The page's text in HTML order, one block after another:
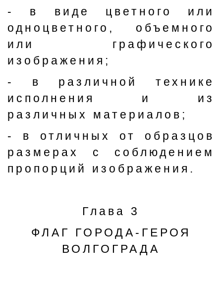
- в виде цветного или
одноцветного, объемного
или графического
изображения;
- в различной технике
исполнения и из
различных материалов;
- в отличных от образцов
размерах с соблюдением
пропорций изображения.
Глава 3
ФЛАГ ГОРОДА-ГЕРОЯ
ВОЛГОГРАДА